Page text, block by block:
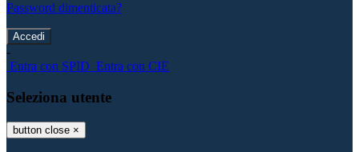
Password dimenticata?
-
Entra con SPID Entra con CIE
Seleziona utente
button close ×